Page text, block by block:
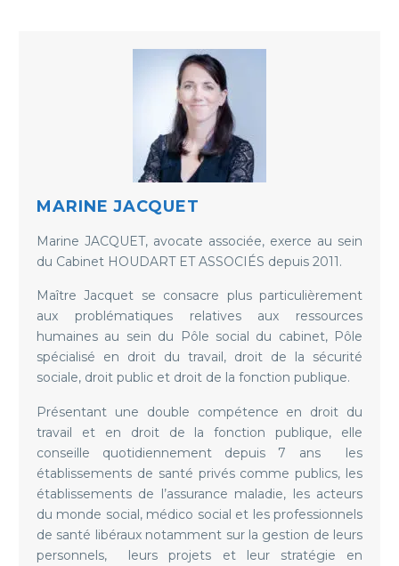
MARINE JACQUET
Marine JACQUET, avocate associée, exerce au sein
du Cabinet HOUDART ET ASSOCIÉS depuis 2011.
Maître Jacquet se consacre plus particulièrement
aux problématiques relatives aux ressources
humaines au sein du Pôle social du cabinet, Pôle
spécialisé en droit du travail, droit de la sécurité
sociale, droit public et droit de la fonction publique.
Présentant une double compétence en droit du
travail et en droit de la fonction publique, elle
conseille quotidiennement depuis 7 ans les
établissements de santé privés comme publics, les
établissements de l’assurance maladie, les acteurs
du monde social, médico social et les professionnels
de santé libéraux notamment sur la gestion de leurs
personnels, leurs projets et leur stratégie en